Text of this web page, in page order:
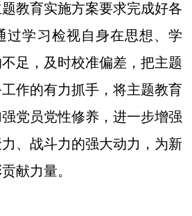
题教育实施方案要求完成好各
过学习检视自身在思想、学
足，及时校准偏差，把主题
作的有力抓手，将主题教育
党员党性修养，进一步增强
、战斗力的强大动力，为新
献力量。